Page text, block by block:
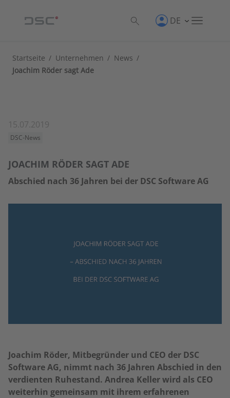
DE
Startseite / Unternehmen / News /
Joachim Röder sagt Ade
15.07.2019
DSC-News
JOACHIM RÖDER SAGT ADE
Abschied nach 36 Jahren bei der DSC Software AG
Joachim Röder, Mitbegründer und CEO der DSC
Software AG, nimmt nach 36 Jahren Abschied in den
verdienten Ruhestand. Andrea Keller wird als CEO
weiterhin gemeinsam mit ihrem erfahrenen